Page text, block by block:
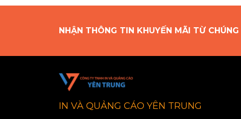
NHẬN THÔNG TIN KHUYẾN MÃI TỪ
IN VÀ QUẢNG CÁO YÊN TRUNG